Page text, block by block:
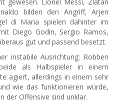
bilden den Angriff, Arjen
di Maria spielen dahinter im
Diego Godin, Sergio Ramos,
gut und passend besetzt.
instabile Ausrichtung: Robben
als Halbspieler in einem
agiert, allerdings in einem sehr
wie das funktionieren würde,
der Offensive sind unklar.